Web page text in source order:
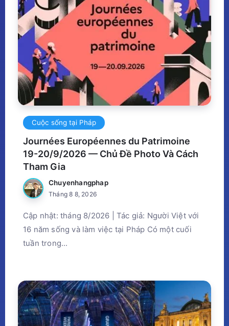
Cuộc sống tại Pháp
Journées Européennes du Patrimoine
19-20/9/2026 — Chủ Đề Photo Và Cách
Tham Gia
Chuyenhangphap
Tháng 8 8, 2026
Cập nhật: tháng 8/2026 | Tác giả: Người Việt với
16 năm sống và làm việc tại Pháp Có một cuối
tuần trong...